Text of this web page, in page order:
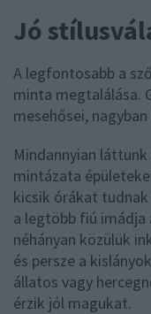
Jó
A legfontosabb a
minta megtalálása.
mesehősei,
Mindannyian
mintázata
kicsik órákat
a legtöbb fiú imádja
néhányan közülük
és persze a
állatos vagy
érzik jól magukat.